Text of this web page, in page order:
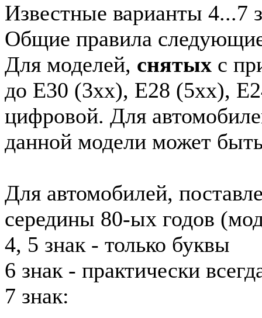
Известные варианты 4...7
Общие правила
Для моделей, снятых с
до E30 (3xx), E28 (5xx),
цифровой. Для
данной модели может
Для автомобилей,
середины 80-ых годов
4, 5 знак - только буквы
6 знак - практически
7 знак: